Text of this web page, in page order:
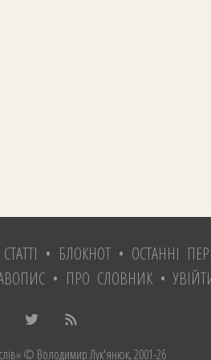
• БЛОКНОТ • ОСТАННІ
• ПРО СЛОВНИК•
© Володимир Лук'янюк, 2001-26